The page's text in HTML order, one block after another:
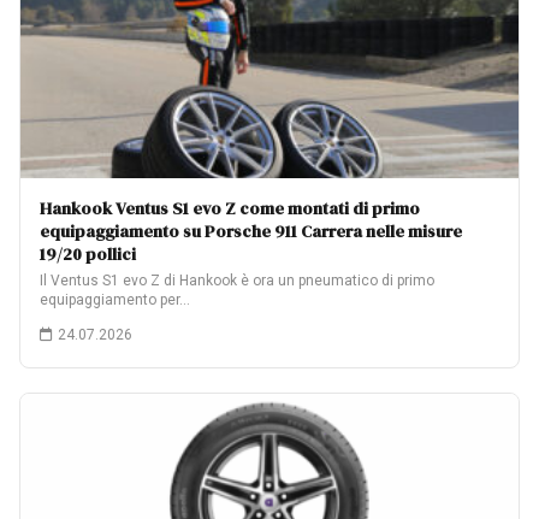
Hankook Ventus S1 evo Z come montati di primo
equipaggiamento su Porsche 911 Carrera nelle misure
19/20 pollici
Il Ventus S1 evo Z di Hankook è ora un pneumatico di primo
equipaggiamento per…
24.07.2026